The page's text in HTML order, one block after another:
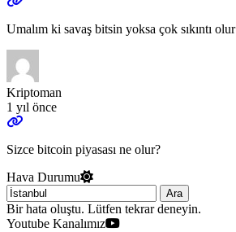
Umalım ki savaş bitsin yoksa çok sıkıntı olur
Kriptoman
1 yıl önce
Sizce bitcoin piyasası ne olur?
Hava Durumu
Ara
Bir hata oluştu. Lütfen tekrar deneyin.
Youtube Kanalımız